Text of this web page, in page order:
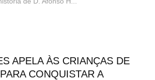
APELA ÀS CRIANÇAS DE
CONQUISTAR A